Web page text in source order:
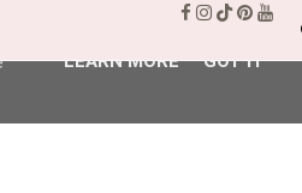
LEARN MORE GOT IT